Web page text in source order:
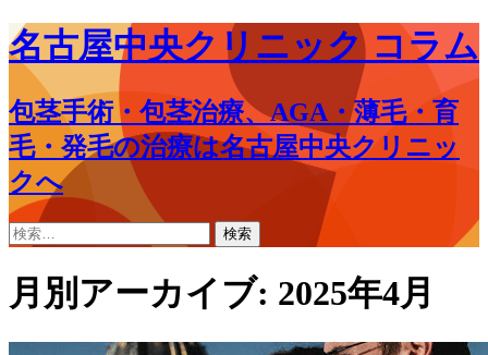
名古屋中央クリニック コラム
包茎手術・包茎治療、AGA・薄毛・育
毛・発毛の治療は名古屋中央クリニッ
クへ
コ
ン
テ
ン
へ
検
索:
月別アーカイブ: 2025年4月